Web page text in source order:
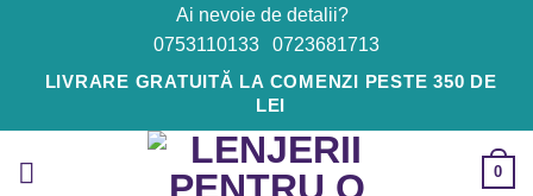
content
Ai nevoie de detalii?
0753110133
0723681713
LIVRARE GRATUITĂ LA COMENZI PESTE 350 DE
LEI
0